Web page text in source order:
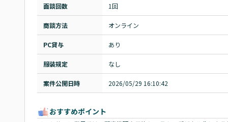
面談回数 1回
商談方法 オンライン
PC貸与 あり
服装規定 なし
案件公開日時 2026/05/29 16:10:42
おすすめポイント